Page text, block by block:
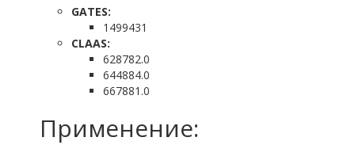
GATES:
1499431
CLAAS:
628782.0
644884.0
667881.0
Применение: